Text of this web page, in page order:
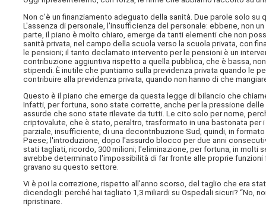
Non c'è un finanziamento adeguato della sanità. Due parole solo
L'assenza di personale, l'insufficienza del personale: ebbene, non
parte, il piano è molto chiaro, emerge da tanti elementi che non
sanità privata, nel campo della scuola verso la scuola privata, con
le pensioni; il tanto declamato intervento per le pensioni è un
contribuzione aggiuntiva rispetto a quella pubblica, che è bassa,
stipendi. È inutile che puntiamo sulla previdenza privata quando le
contribuire alla previdenza privata, quando non hanno di che
Questo è il piano che emerge da questa legge di bilancio che
Infatti, per fortuna, sono state corrette, anche per la pressione
assurde che sono state rilevate da tutti. Le cito solo per nome,
criptovalute, che è stato, peraltro, trasformato in una bastonata per
parziale, insufficiente, di una decontribuzione Sud, quindi, in
Paese; l'introduzione, dopo l'assurdo blocco per due anni
stati tagliati, ricordo, 300 milioni; l'eliminazione, per fortuna, in
avrebbe determinato l'impossibilità di far fronte alle proprie
gravano su questo settore.
Vi è poi la correzione, rispetto all'anno scorso, del taglio che era
dicendogli: perché hai tagliato 1,3 miliardi su Ospedali sicuri? “No,
ripristinare.